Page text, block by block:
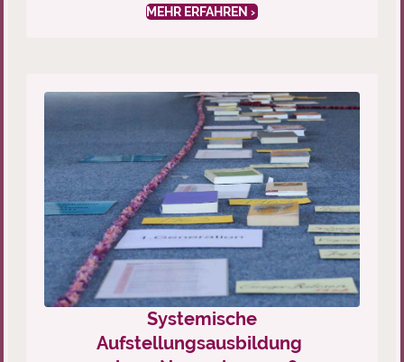
MEHR ERFAHREN
Systemische
Aufstellungsausbildung